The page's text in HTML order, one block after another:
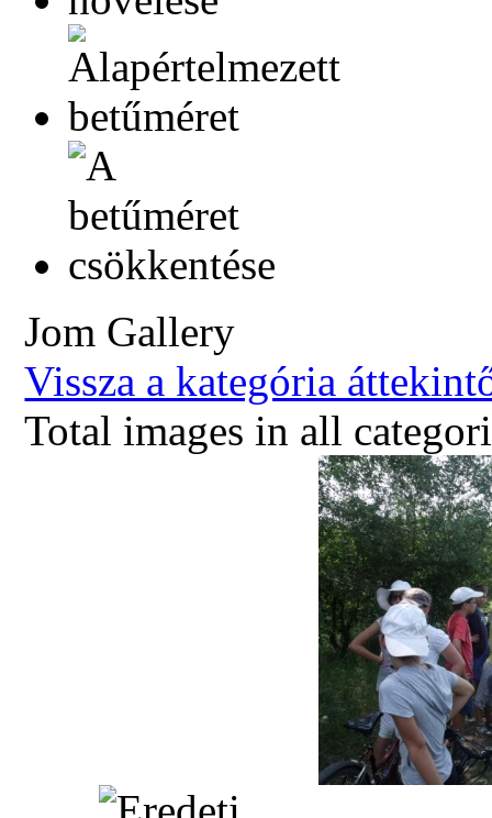
Jom Gallery
Vissza a kategória
Total images in all